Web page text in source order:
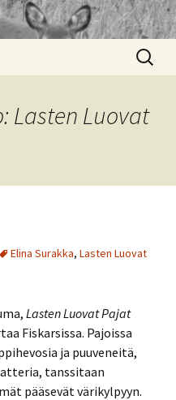
Haku:
Lasten Luovat
Elina Surakka, Lasten Luovat
Lasten Luovat Pajat
Fiskarsissa. Pajoissa
ja puuveneitä,
tanssitaan
pääsevät värikylpyyn.